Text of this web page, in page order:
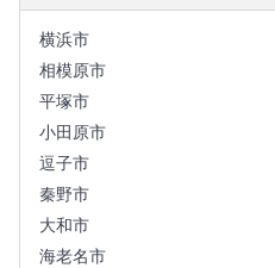
横浜市
相模原市
平塚市
小田原市
逗子市
秦野市
大和市
海老名市